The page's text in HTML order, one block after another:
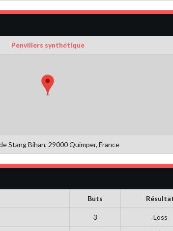
Penvillers synthétique
Stang Bihan, 29000 Quimper, France
Buts
3 Loss